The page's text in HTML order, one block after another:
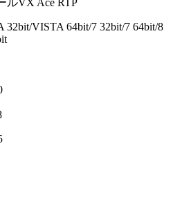
ルVX Ace RTP
32bit/VISTA 64bit/7 32bit/7 64bit/8